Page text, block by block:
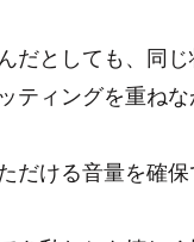
だとしても、同
ィングを重ねな
ける音量を確保